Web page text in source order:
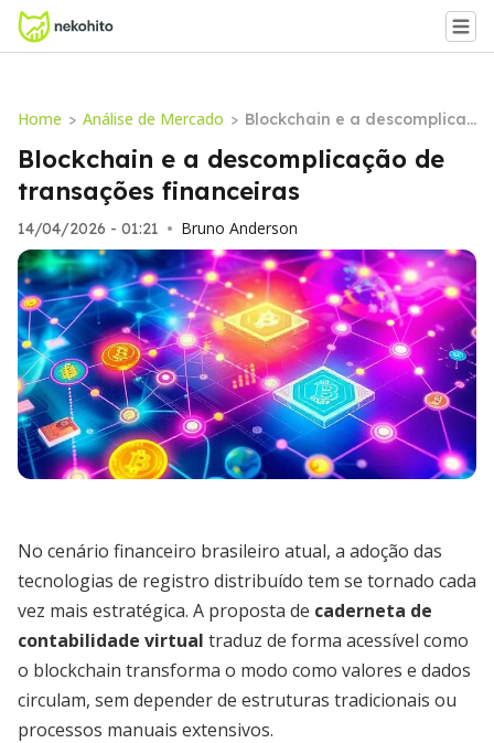
Home > Análise de Mercado > Blockchain e a descomplicaç
ão de transações financeira
s
Blockchain e a descomplicação de
transações financeiras
14/04/2026 - 01:21 • Bruno Anderson
No cenário financeiro brasileiro atual, a adoção das
tecnologias de registro distribuído tem se tornado cada
vez mais estratégica. A proposta de caderneta de
contabilidade virtual traduz de forma acessível como
o blockchain transforma o modo como valores e dados
circulam, sem depender de estruturas tradicionais ou
processos manuais extensivos.